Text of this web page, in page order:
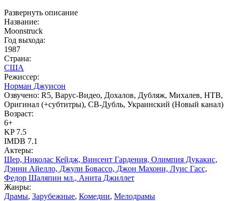
Развернуть описание
Название:
Moonstruck
Год выхода:
1987
Страна:
США
Режиссер:
Норман Джуисон
Озвучено: R5, Варус-Видео, Дохалов, Дубляж, Михалев, НТВ,
Оригинал (+субтитры), СВ-Дубль, Украинский (Новый канал)
Возраст:
6+
KP7.5
IMDB 7.1
Актеры:
Шер, Николас Кейдж, Винсент Гардения, Олимпия Дукакис,
Дэнни Айелло, Джули Бовассо, Джон Махони, Луис Гасс,
Федор Шаляпин мл., Анита Джиллет
Жанры:
Драмы, Зарубежные, Комедии, Мелодрамы